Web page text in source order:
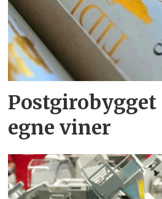
Postgirobygget
egne viner